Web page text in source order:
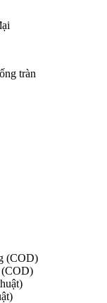
tràn
(COD)